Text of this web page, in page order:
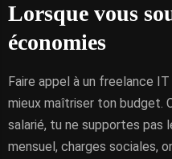
Lorsque vous
économies
Faire appel à un freelance
mieux maîtriser ton budget.
salarié, tu ne supportes pas
mensuel, charges sociales,